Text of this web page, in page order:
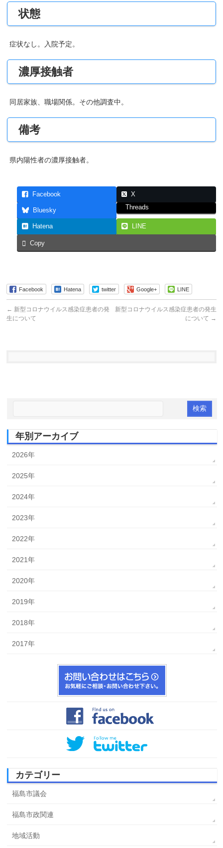
状態
症状なし。入院予定。
濃厚接触者
同居家族、職場関係。その他調査中。
備考
県内陽性者の濃厚接触者。
Facebook X
Bluesky Threads
Hatena LINE
Copy
Facebook Hatena twitter Google+ LINE
← 新型コロナウイルス感染症患者の発
生について
新型コロナウイルス感染症患者の発生
について →
年別アーカイブ
2026年
2025年
2024年
2023年
2022年
2021年
2020年
2019年
2018年
2017年
カテゴリー
福島市議会
福島市政関連
地域活動